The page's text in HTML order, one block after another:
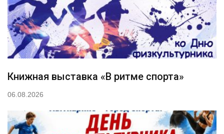
Книжная выставка «В ритме спорта»
06.08.2026